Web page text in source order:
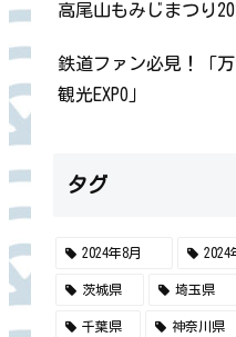
高尾山もみじまつり
鉄道ファン必見！「
観光EXPO」
タグ
2024年8月 2024
茨城県 埼玉県
千葉県 神奈川県